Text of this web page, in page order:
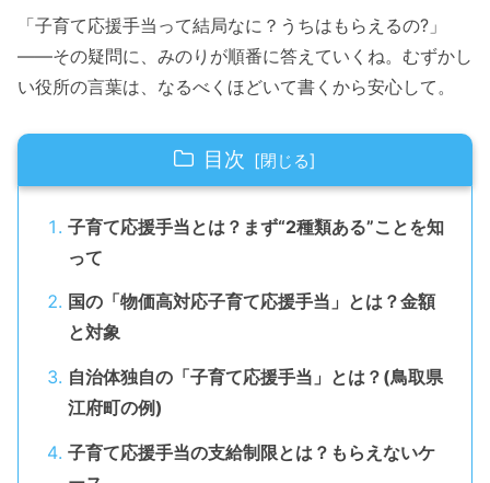
「子育て応援手当って結局なに？うちはもらえるの?」
——その疑問に、みのりが順番に答えていくね。むずかし
い役所の言葉は、なるべくほどいて書くから安心して。
目次
子育て応援手当とは？まず“2種類ある”ことを知
って
国の「物価高対応子育て応援手当」とは？金額
と対象
自治体独自の「子育て応援手当」とは？(鳥取県
江府町の例)
子育て応援手当の支給制限とは？もらえないケ